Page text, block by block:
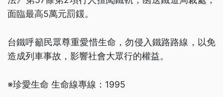
面臨最高5萬元罰鍰。
台鐵呼籲民眾尊重愛惜生命，勿侵入鐵路路線，以免
造成列車事故，影響社會大眾行的權益。
※珍愛生命 生命線專線：1995